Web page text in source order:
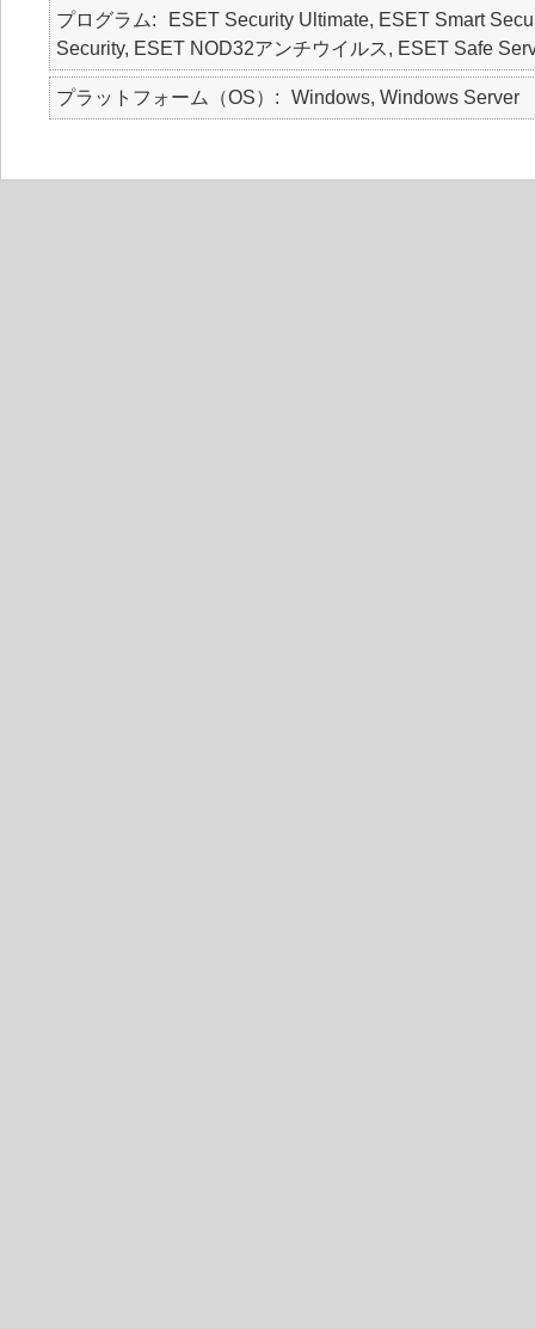
プログラム
ESET Security Ultimate, ESET Smart
Security, ESET NOD32アンチウイルス, ESET Safe
プラットフォーム（OS） Windows, Windows Server